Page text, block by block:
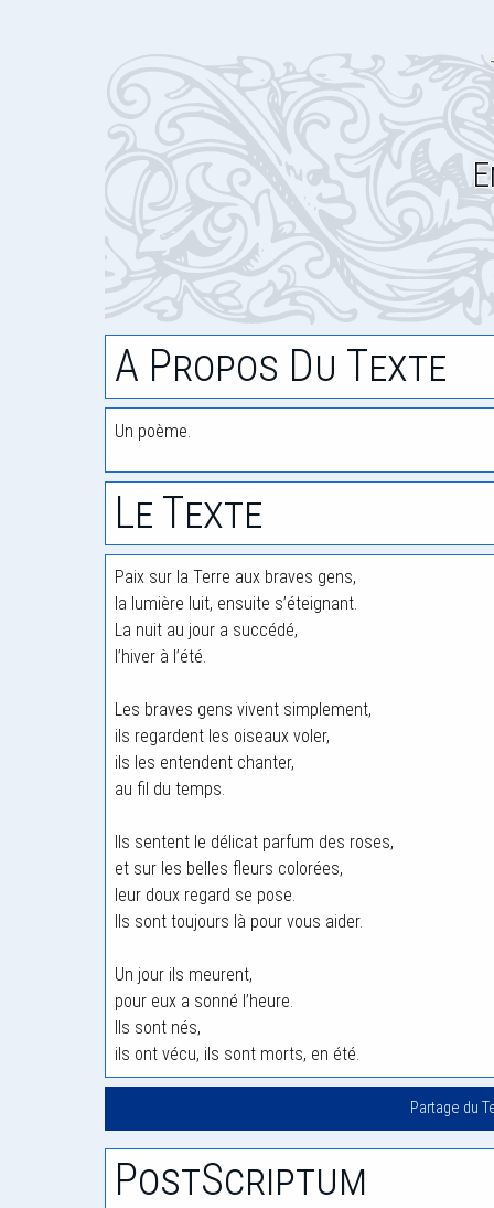
A Propos Du Texte
Un poème.
Le Texte
Paix sur la Terre aux braves gens,
la lumière luit, ensuite s’éteignant.
La nuit au jour a succédé,
l’hiver à l’été.
Les braves gens vivent simplement,
ils regardent les oiseaux voler,
ils les entendent chanter,
au fil du temps.
Ils sentent le délicat parfum des roses,
et sur les belles fleurs colorées,
leur doux regard se pose.
Ils sont toujours là pour vous aider.
Un jour ils meurent,
pour eux a sonné l’heure.
Ils sont nés,
ils ont vécu, ils sont morts, en été.
Partage du
PostScriptum